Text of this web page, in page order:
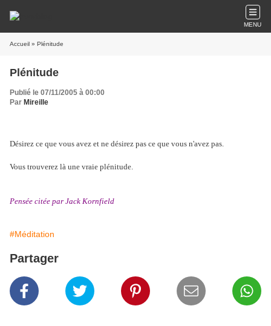
MENU
Accueil » Plénitude
Plénitude
Publié le 07/11/2005 à 00:00
Par Mireille
Désirez ce que vous avez et ne désirez pas ce que vous n'avez pas.
Vous trouverez là une vraie plénitude.
Pensée citée par Jack Kornfield
#Méditation
Partager